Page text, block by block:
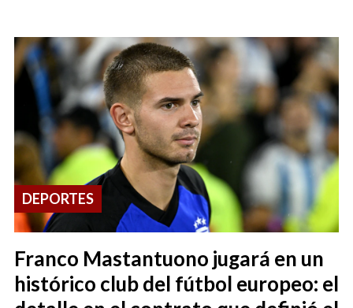
Franco Mastantuono jugará en un
histórico club del fútbol europeo: el
DEPORTES